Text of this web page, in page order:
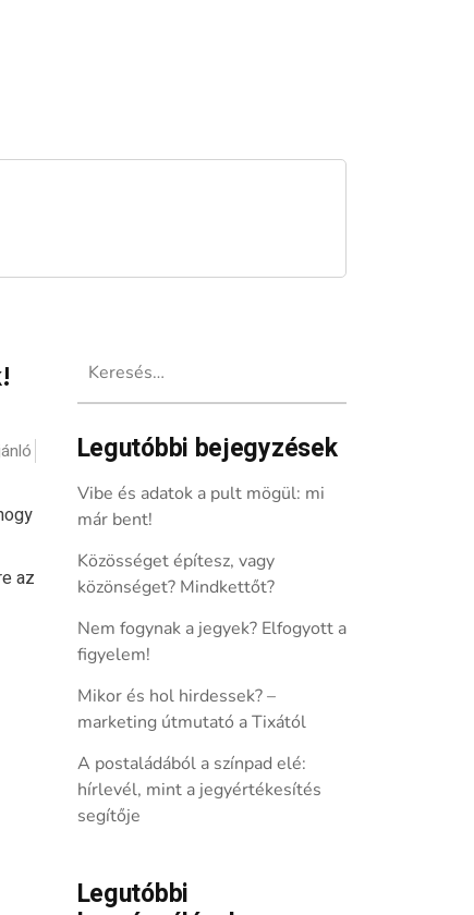
az
Legutóbbi bejegyzések
Vibe és adatok a pult mögül: mi
már bent!
Közösséget építesz, vagy
közönséget? Mindkettőt?
Nem fogynak a jegyek? Elfogyott a
figyelem!
Mikor és hol hirdessek? –
marketing útmutató a Tixától
A postaládából a színpad elé:
hírlevél, mint a jegyértékesítés
segítője
Legutóbbi